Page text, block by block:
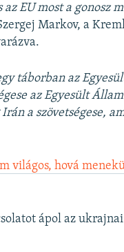
EU most a gonosz
Markov, a
táborban az
az Egyesült
a szövetségese,
világos, hová
ápol az